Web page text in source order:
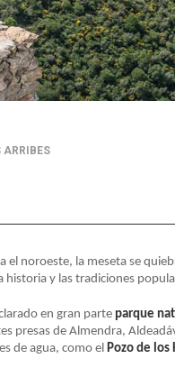
ARRIBES
el noroeste, la meseta se
historia y las tradiciones
en gran parte parque
presas de Almendra,
de agua, como el Pozo de los